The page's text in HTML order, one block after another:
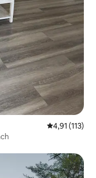
4,91 de uma
4,91 (113)